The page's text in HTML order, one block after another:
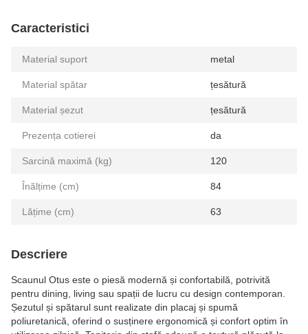
Caracteristici
Material suport metal
Material spătar țesătură
Material șezut țesătură
Prezența cotierei da
Sarcină maximă (kg) 120
Înălțime (cm) 84
Lățime (cm) 63
Descriere
Scaunul Otus este o piesă modernă și confortabilă, potrivită
pentru dining, living sau spații de lucru cu design contemporan.
Șezutul și spătarul sunt realizate din placaj și spumă
poliuretanică, oferind o susținere ergonomică și confort optim în